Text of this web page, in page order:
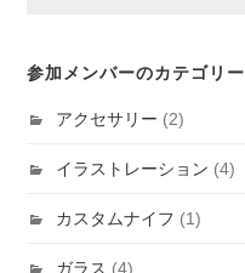
参加メンバーのカテゴリー
アクセサリー (2)
イラストレーション (4)
カスタムナイフ (1)
ガラス (4)